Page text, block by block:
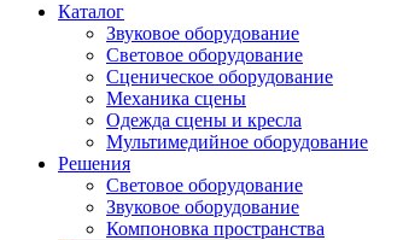
Каталог
Звуковое оборудование
Световое оборудование
Сценическое оборудование
Механика сцены
Одежда сцены и кресла
Мультимедийное оборудование
Решения
Световое оборудование
Звуковое оборудование
Компоновка пространства